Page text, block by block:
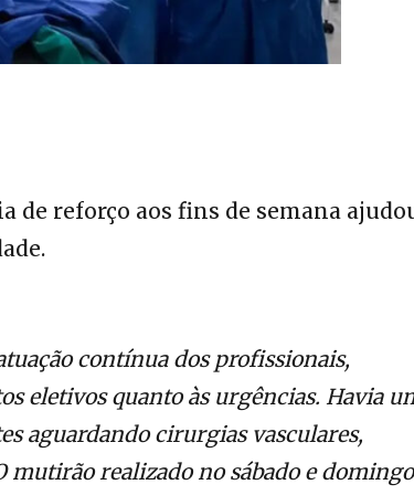
de reforço aos fins de semana
contínua dos profissionais,
eletivos quanto às urgências. Havia
aguardando cirurgias vasculares,
realizado no sábado e domingo